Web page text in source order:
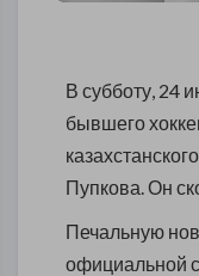
В субботу, 24
бывшего
Пупкова. Он
Печальную
официальной